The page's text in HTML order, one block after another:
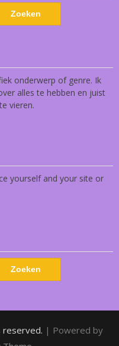
onderwerp of genre. Ik
alles te hebben en juist
vieren.
yourself and your site or
reserved. | Powered by